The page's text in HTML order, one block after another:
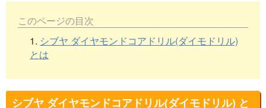
このページの目次
1. シブヤ ダイヤモンドコアドリル(ダイモドリル)
とは
シブヤ ダイヤモンドコアドリル(ダイモドリル) と